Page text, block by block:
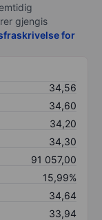
gjengis
for
34,56
34,60
34,20
34,30
91 057,00
15,99%
34,64
33,94